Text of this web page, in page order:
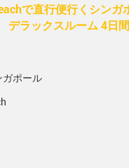
で直行便行くシン
デラックスルーム 4日
ポール